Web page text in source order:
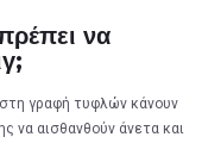
να
στη γραφή τυφλών κάνουν
να αισθανθούν άνετα και